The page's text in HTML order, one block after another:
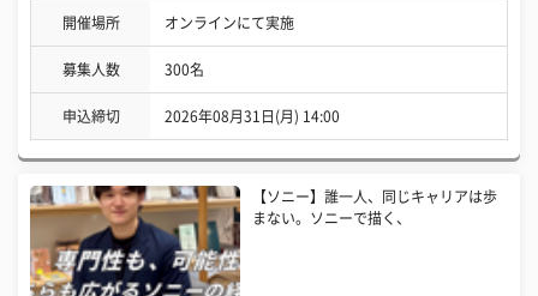
開催場所 オンラインにて実施
募集人数 300名
申込締切 2026年08月31日(月) 14:00
【ソニー】誰一人、同じキャリアは歩
まない。ソニーで描く、